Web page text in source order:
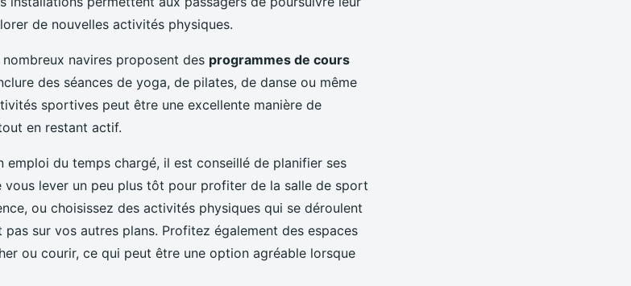
de nouvelles activités physiques.
navires proposent des programmes de cours
des séances de yoga, de pilates, de danse ou même
sportives peut être une excellente manière de
en restant actif.
emploi du temps chargé, il est conseillé de planifier ses
vous lever un peu plus tôt pour profiter de la salle de sport
ou choisissez des activités physiques qui se déroulent
sur vos autres plans. Profitez également des espaces
ou courir, ce qui peut être une option agréable lorsque